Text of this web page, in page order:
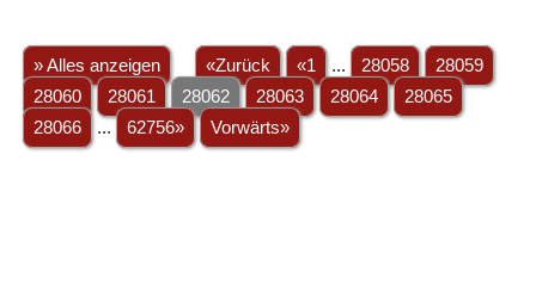
» Alles anzeigen «Zurück «1 ... 28058
28059
28060
28061 28062 28063 28064
28065
28066
... 62756» Vorwärts»